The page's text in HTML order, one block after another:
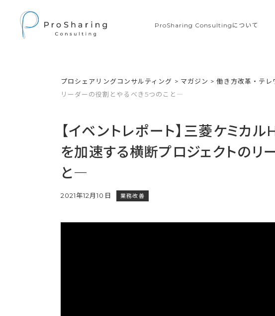
ProSharing Consultingについて
プロシェアリングコンサルティング > マガジン >働き方改革・テレ
リーダーの役割とやるべき5つのこと―
【イベントレポート】三菱ケミ
を加速する横断プロジェクトのリ
と―
2021年12月10日 業務改善